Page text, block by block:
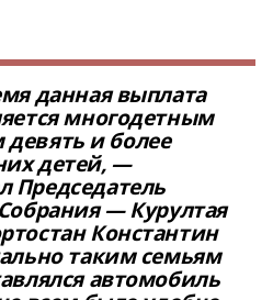
данная выплата
многодетным
и более
детей, —
Председатель
— Курултая
Константин
таким семьям
автомобиль